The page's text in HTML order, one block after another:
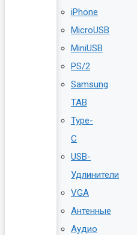
iPhone
MicroUSB
MiniUSB
PS/2
Samsung
TAB
Type-
C
USB-
Удлинители
VGA
Антенные
Аудио